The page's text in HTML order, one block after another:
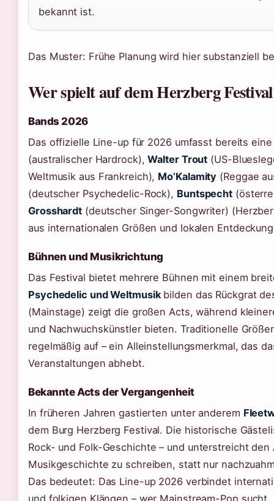
bekannt ist.
Das Muster: Frühe Planung wird hier substanziell
Wer spielt auf dem Herzberg
Bands 2026
Das offizielle Line-up für 2026 umfasst bereits
(australischer Hardrock),Walter Trout (US-
Weltmusik aus Frankreich), Mo’Kalamity (Reggae
(deutscher Psychedelic-Rock), Buntspecht
Grosshardt (deutscher Singer-Songwriter)
aus internationalen Größen und lokalen
Bühnen und Musikrichtung
Das Festival bietet mehrere Bühnen mit einem
Psychedelic und Weltmusikbilden das Rückgrat
(Mainstage) zeigt die großen Acts, während
und Nachwuchskünstler bieten. Traditionelle
regelmäßig auf – ein Alleinstellungsmerkmal, das
Veranstaltungen abhebt.
Bekannte Acts der Vergangenheit
In früheren Jahren gastierten unter anderem
dem Burg Herzberg Festival. Die historische
Rock- und Folk-Geschichte – und unterstreicht
Musikgeschichte zu schreiben, statt nur
Das bedeutet: Das Line-up 2026 verbindet
und folkigen Klängen – wer Mainstream-Pop